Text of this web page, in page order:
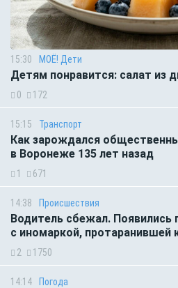
15:30 МОЁ! Дети
Детям понравится: салат из
0 172
15:15 Транспорт
Как зарождался
в Воронеже 135 лет назад
1 671
14:38 Происшествия
Водитель сбежал.
с иномаркой, протаранившей
2 1750
14:14 Погода